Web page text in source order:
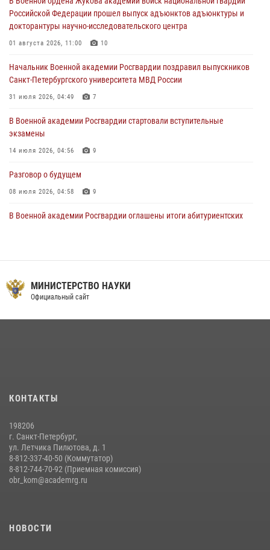
22 июля 2026, 09:41
Мастер‑класс по стрельбе: точность, тактика, профессионализм
20 июля 2026, 11:17
108 лет со дня образования подразделений связи войск
Российской Федерации прошел выпуск адъюнктов адъюнктуры и
докторантуры научно-исследовательского центра
01 августа 2026, 11:00 10
Начальник Военной академии Росгвардии поздравил выпускников
Санкт-Петербургского университета МВД России
31 июля 2026, 04:49 7
В Военной академии Росгвардии стартовали вступительные
экзамены
14 июля 2026, 04:56 9
Разговор о будущем
08 июля 2026, 04:58 9
В Военной академии Росгвардии оглашены итоги абитуриентских
09 июля 2026, 11:58 9
Помнить. Соответствовать. Действовать.
МИНИСТЕРСТВО НАУКИ
Официальный сайт
КОНТАКТЫ
198206
г. Санкт-Петербург,
ул. Летчика Пилютова, д. 1
8-812-337-40-50 (Коммутатор)
8-812-744-70-92 (Приемная комиссия)
obr_kom@academrg.ru
НОВОСТИ